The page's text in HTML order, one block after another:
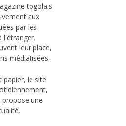
togolais
aux
par les
l'étranger.
leur place,
médiatisées.
papier, le site
propose une